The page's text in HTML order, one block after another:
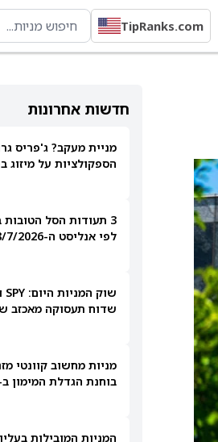
TipRanks.com
חדשות אחרונות
מניית מעקב? ג'פריס
3 תעודות הסל
לפי אנליסט ה-AI – 8/7/2026
שדוח תעסוקה מאכזב
מניות מחשוב קוונטי
בוחנת הגדלת המימון ב-